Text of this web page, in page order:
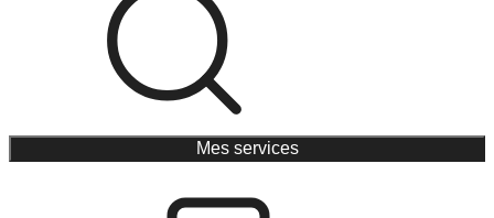
Mes services